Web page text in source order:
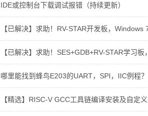
IDE或控制台下载调试报错（持续更新）
【已解决】求助！RV-STAR开发板，
【已解决】求助！SES+GDB+RV-STAR学习板
哪里能找到蜂鸟E203的UART，SPI，IIC例程？
【精选】RISC-V GCC工具链编译安装及自定